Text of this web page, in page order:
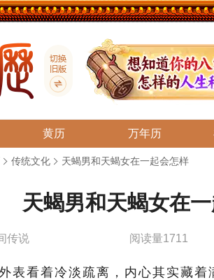
黄历 万年历
传统文化 天蝎男和天蝎女在一起会怎样
天蝎男和天蝎女在
传说 阅读量1711
表看着冷淡疏离，内心其实藏着